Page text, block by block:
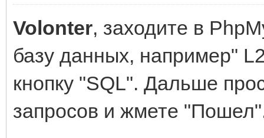
Volonter, заходите в
базу данных, например"
кнопку "SQL". Дальше
запросов и жмете